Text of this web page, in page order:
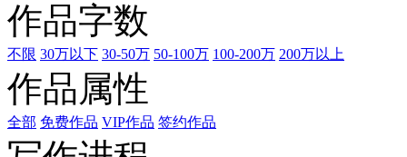
作品字数
不限 30万以下 30-50万 50-100万 100-200万 200万以上
作品属性
全部 免费作品 VIP作品 签约作品